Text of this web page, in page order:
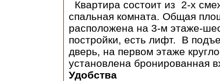
Квартира состоит из 2-х
спальная комната. Общая
расположена на 3-м этаже-
постройки, есть лифт. В
дверь, на первом этаже
установлена бронированная
Удобства